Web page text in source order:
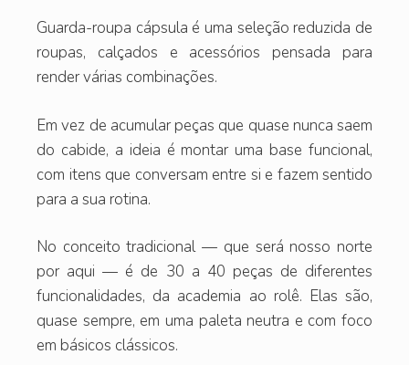
Guarda-roupa cápsula é uma seleção reduzida de
roupas, calçados e acessórios pensada para
render várias combinações.
Em vez de acumular peças que quase nunca saem
do cabide, a ideia é montar uma base funcional,
com itens que conversam entre si e fazem sentido
para a sua rotina.
No conceito tradicional — que será nosso norte
por aqui — é de 30 a 40 peças de diferentes
funcionalidades, da academia ao rolê. Elas são,
quase sempre, em uma paleta neutra e com foco
em básicos clássicos.